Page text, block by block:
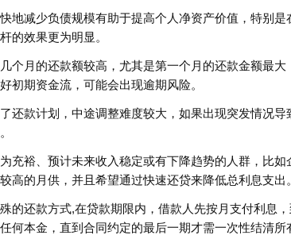
地减少负债规模有助于提高个人净资产价值，特别
的效果更为明显。
个月的还款额较高，尤其是第一个月的还款金额最
初期资金流，可能会出现逾期风险。
还款计划，中途调整难度较大，如果出现突发情况
充裕、预计未来收入稳定或有下降趋势的人群，比
高的月供，并且希望通过快速还贷来降低总利息支出。
的还款方式,在贷款期限内，借款人先按月支付利息
何本金，直到合同约定的最后一期才需一次性结清所